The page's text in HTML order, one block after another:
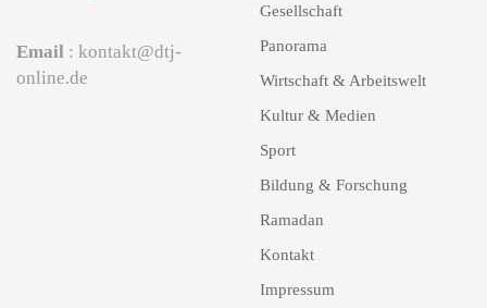
Email : kontakt@dtj-
online.de
Gesellschaft
Panorama
Wirtschaft & Arbeitswelt
Kultur & Medien
Sport
Bildung & Forschung
Ramadan
Kontakt
Impressum